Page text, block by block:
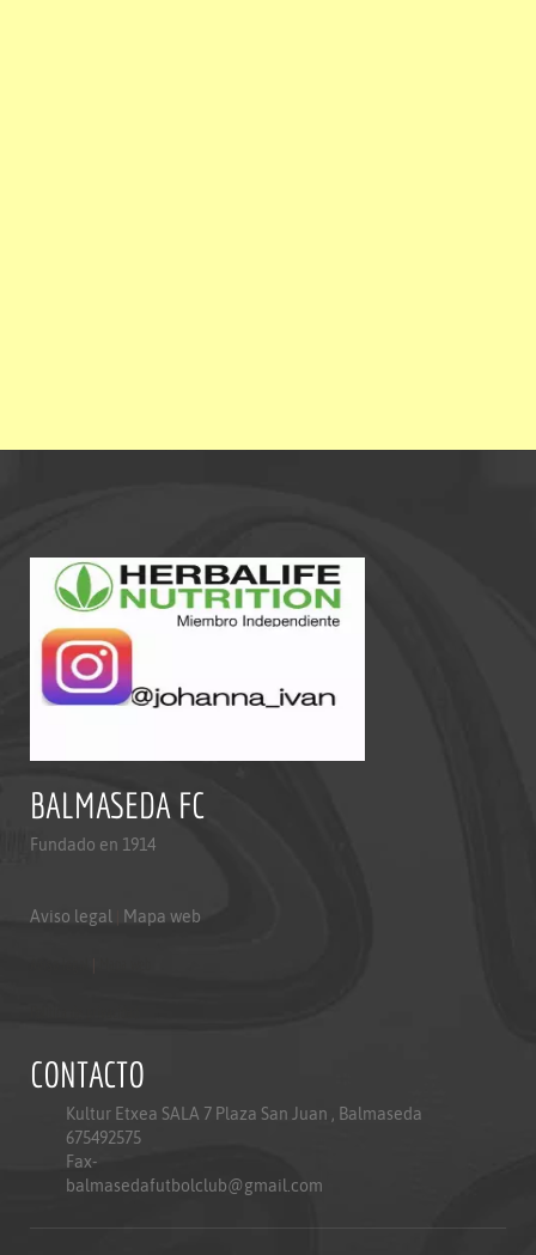
BALMASEDA FC
Fundado en 1914
Aviso legal Mapa web
CONTACTO
Kultur Etxea SALA 7 Plaza San Juan , Balmaseda
675492575
Fax-
balmasedafutbolclub@gmail.com